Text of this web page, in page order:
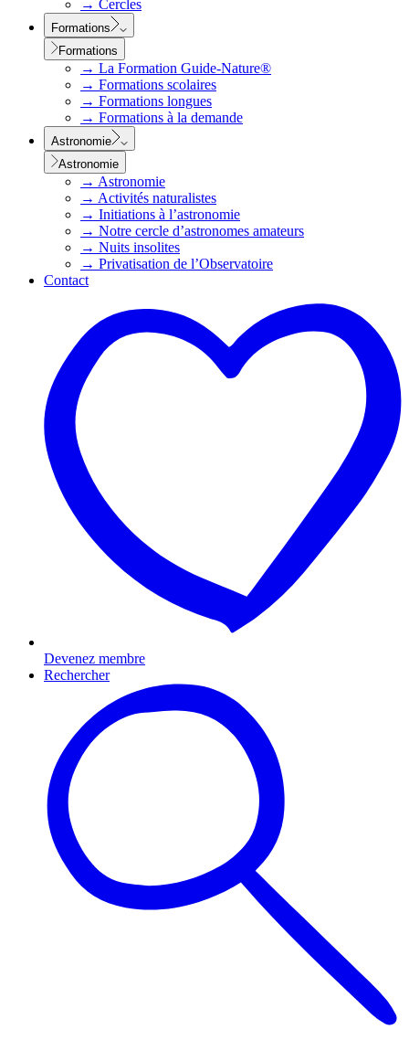
→ Cercles
Formations
Formations
→ La Formation Guide-Nature®
→ Formations scolaires
→ Formations longues
→ Formations à la demande
Astronomie
Astronomie
→ Astronomie
→ Activités naturalistes
→ Initiations à l’astronomie
→ Notre cercle d’astronomes amateurs
→ Nuits insolites
→ Privatisation de l’Observatoire
Contact
Devenez membre
Rechercher